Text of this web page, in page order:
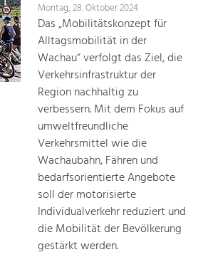
&
Jugend und
Verkehr und
Wertschöpfung
Montag, 28. Oktober 2024
Das „Mobilitätskonzept für
Alltagsmobilität in der
Wachau“ verfolgt das Ziel, die
Verkehrsinfrastruktur der
Region nachhaltig zu
verbessern. Mit dem Fokus auf
umweltfreundliche
Verkehrsmittel wie die
Wachaubahn, Fähren und
bedarfsorientierte Angebote
soll der motorisierte
Individualverkehr reduziert und
die Mobilität der Bevölkerung
gestärkt werden.